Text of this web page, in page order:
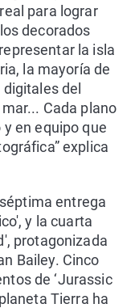
para lograr
decorados
la isla
la mayoría de
del
Cada plano
en equipo que
explica
entrega
y la cuarta
protagonizada
Bailey. Cinco
de ‘Jurassic
Tierra ha